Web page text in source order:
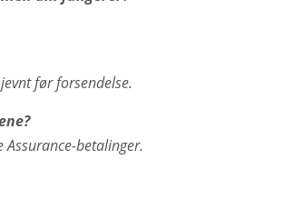
før forsendelse.
Assurance-betalinger.